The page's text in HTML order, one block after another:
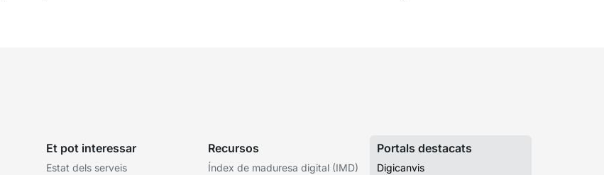
Et pot interessar
Estat dels serveis
Recursos
Índex de maduresa digital (IMD)
Portals destacats
Digicanvis